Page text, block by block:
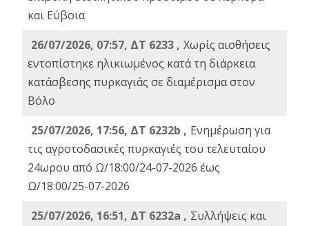
και Εύβοια
26/07/2026, 07:57, ΔΤ 6233 , Χωρίς αισθήσεις
εντοπίστηκε ηλικιωμένος κατά τη διάρκεια
κατάσβεσης πυρκαγιάς σε διαμέρισμα στον
Βόλο
25/07/2026, 17:56, ΔΤ 6232b , Ενημέρωση για
τις αγροτοδασικές πυρκαγιές του τελευταίου
24ωρου από Ω/18:00/24-07-2026 έως
Ω/18:00/25-07-2026
25/07/2026, 16:51, ΔΤ 6232a , Συλλήψεις και